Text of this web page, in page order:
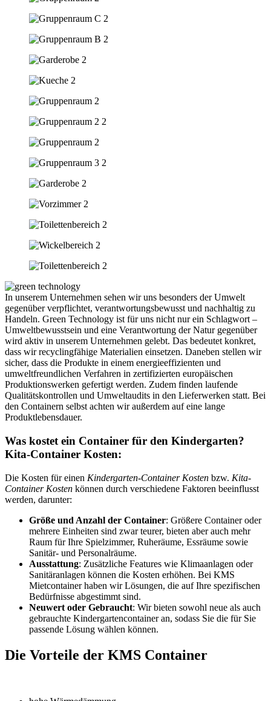
In unserem Unternehmen sehen wir uns besonders der Umwelt
gegenüber verpflichtet, verantwortungsbewusst und nachhaltig zu
Handeln. Green Technology ist für uns nicht nur ein Schlagwort –
Umweltbewusstsein und eine Verantwortung der Natur gegenüber
wird aktiv in unserem Unternehmen gelebt. Das bedeutet konkret,
dass wir recyclingfähige Materialien einsetzen. Daneben stellen wir
sicher, dass die Produkte in einem energieeffizienten und
umweltfreundlichen Verfahren in zertifizierten europäischen
Produktionswerken gefertigt werden. Zudem finden laufende
Qualitätskontrollen und Umweltaudits in den Lieferwerken statt. Bei
den Containern selbst achten wir außerdem auf eine lange
Produktlebensdauer.
Was kostet ein Container für den Kindergarten?
Kita-Container Kosten:
Die Kosten für einen Kindergarten-Container Kosten bzw. Kita-
Container Kosten können durch verschiedene Faktoren beeinflusst
werden, darunter:
Größe und Anzahl der Container: Größere Container oder
mehrere Einheiten sind zwar teurer, bieten aber auch mehr
Raum für Ihre Spielzimmer, Ruheräume, Essräume sowie
Sanitär- und Personalräume.
Ausstattung: Zusätzliche Features wie Klimaanlagen oder
Sanitäranlagen können die Kosten erhöhen. Bei KMS
Mietcontainer haben wir Lösungen, die auf Ihre spezifischen
Bedürfnisse abgestimmt sind.
Neuwert oder Gebraucht: Wir bieten sowohl neue als auch
gebrauchte Kindergartencontainer an, sodass Sie die für Sie
passende Lösung wählen können.
Die Vorteile der KMS Container